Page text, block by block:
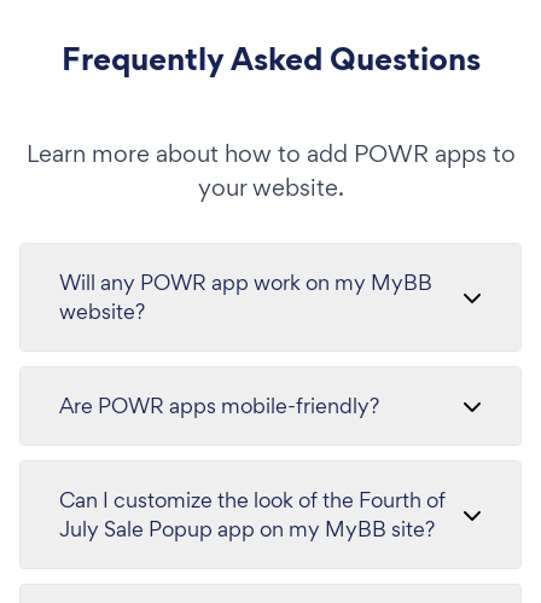
Frequently Asked Questions
Learn more about how to add POWR apps to
your website.
Will any POWR app work on my MyBB
website?
Are POWR apps mobile-friendly?
Can I customize the look of the Fourth of
July Sale Popup app on my MyBB site?